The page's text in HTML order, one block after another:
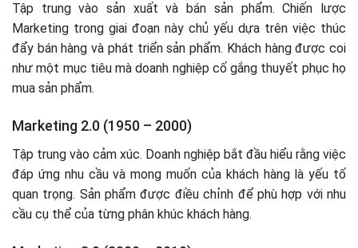
Tập trung vào sản xuất và bán sản phẩm. Chiến lược
Marketing trong giai đoạn này chủ yếu dựa trên việc thúc
đẩy bán hàng và phát triển sản phẩm. Khách hàng được coi
như một mục tiêu mà doanh nghiệp cố gắng thuyết phục họ
mua sản phẩm.
Marketing 2.0 (1950 – 2000)
Tập trung vào cảm xúc. Doanh nghiệp bắt đầu hiểu rằng việc
đáp ứng nhu cầu và mong muốn của khách hàng là yếu tố
quan trọng. Sản phẩm được điều chỉnh để phù hợp với nhu
cầu cụ thể của từng phân khúc khách hàng.